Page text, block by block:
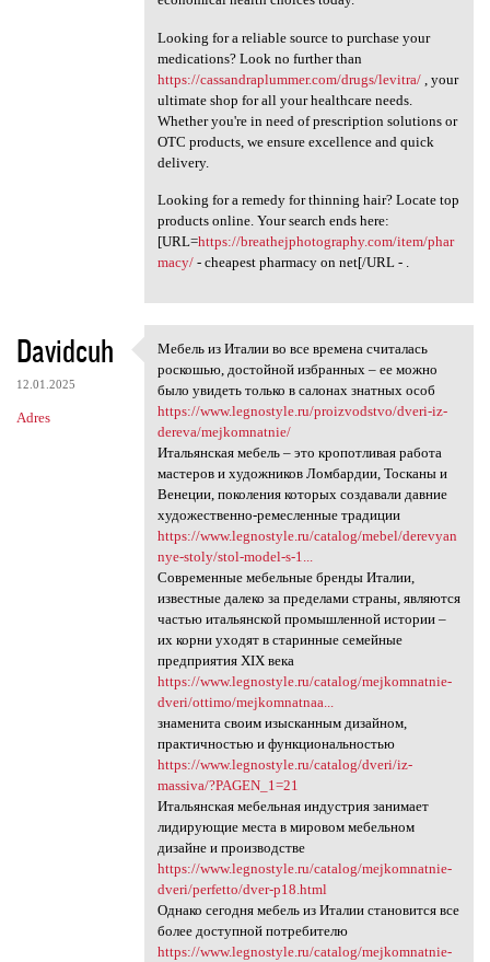
Looking for a reliable source to purchase your
medications? Look no further than
https://cassandraplummer.com/drugs/levitra/, your
ultimate shop for all your healthcare needs.
Whether you're in need of prescription solutions or
OTC products, we ensure excellence and quick
delivery.
Looking for a remedy for thinning hair? Locate top
products online. Your search ends here:
[URL=https://breathejphotography.com/item/phar
macy/- cheapest pharmacy on net[/URL - .
Davidcuh
12.01.2025
Adres
Мебель из Италии во все
Мебель из Италии во все времена считалась
роскошью, достойной избранных – ее можно
было увидеть только в салонах знатных особ
https://www.legnostyle.ru/proizvodstvo/dveri-iz-
dereva/mejkomnatnie/
Итальянская мебель – это кропотливая работа
мастеров и художников Ломбардии, Тосканы и
Венеции, поколения которых создавали давние
художественно-ремесленные традиции
https://www.legnostyle.ru/catalog/mebel/derevyan
nye-stoly/stol-model-s-1...
Современные мебельные бренды Италии,
известные далеко за пределами страны, являются
частью итальянской промышленной истории –
их корни уходят в старинные семейные
предприятия ХІХ века
https://www.legnostyle.ru/catalog/mejkomnatnie-
dveri/ottimo/mejkomnatnaa...
знаменита своим изысканным дизайном,
практичностью и функциональностью
https://www.legnostyle.ru/catalog/dveri/iz-
massiva/?PAGEN_1=21
Итальянская мебельная индустрия занимает
лидирующие места в мировом мебельном
дизайне и производстве
https://www.legnostyle.ru/catalog/mejkomnatnie-
dveri/perfetto/dver-p18.html
Однако сегодня мебель из Италии становится все
более доступной потребителю
https://www.legnostyle.ru/catalog/mejkomnatnie-